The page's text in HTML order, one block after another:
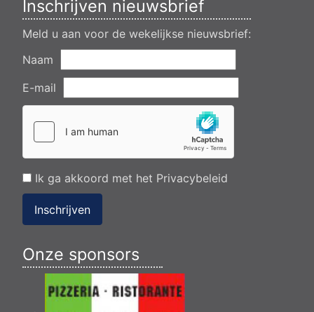
Inschrijven nieuwsbrief
Meld u aan voor de wekelijkse nieuwsbrief:
Naam
E-mail
Ik ga akkoord met het Privacybeleid
Inschrijven
Onze sponsors